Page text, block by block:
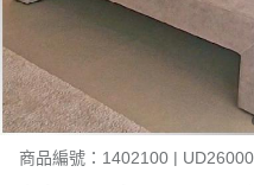
商品編號：1402100 |